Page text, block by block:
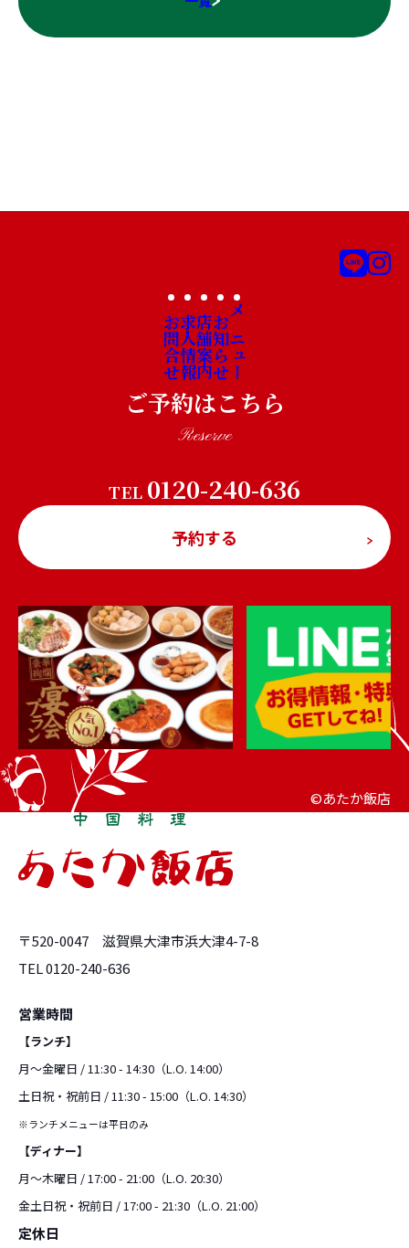
〒520-0047 滋賀県大津市浜大津4-7-8
TEL 0120-240-636
営業時間
【ランチ】
月〜金曜日 / 11:30 - 14:30（L.O. 14:00）
土日祝・祝前日 / 11:30 - 15:00（L.O. 14:30）
※ランチメニューは平日のみ
【ディナー】
月〜木曜日 / 17:00 - 21:00（L.O. 20:30）
金土日祝・祝前日 / 17:00 - 21:30（L.O. 21:00）
定休日
ご予約はこちら
Reserve
TEL 0120-240-636
予約する
メニュー
お知らせ
店舗案内
求人情報
お問合せ
©あたか飯店